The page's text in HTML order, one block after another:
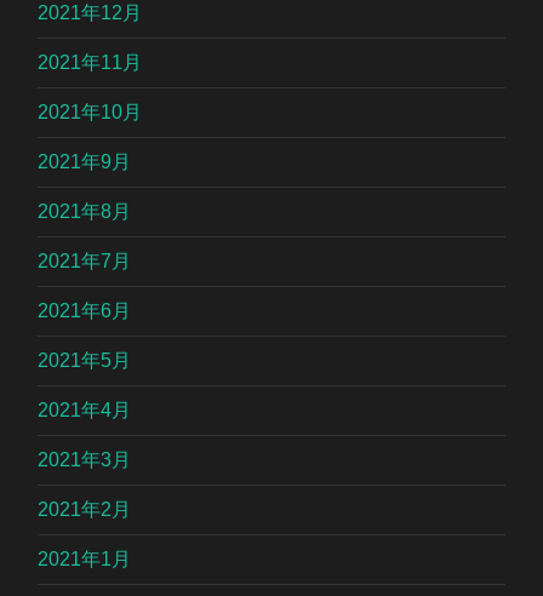
2021年12月
2021年11月
2021年10月
2021年9月
2021年8月
2021年7月
2021年6月
2021年5月
2021年4月
2021年3月
2021年2月
2021年1月